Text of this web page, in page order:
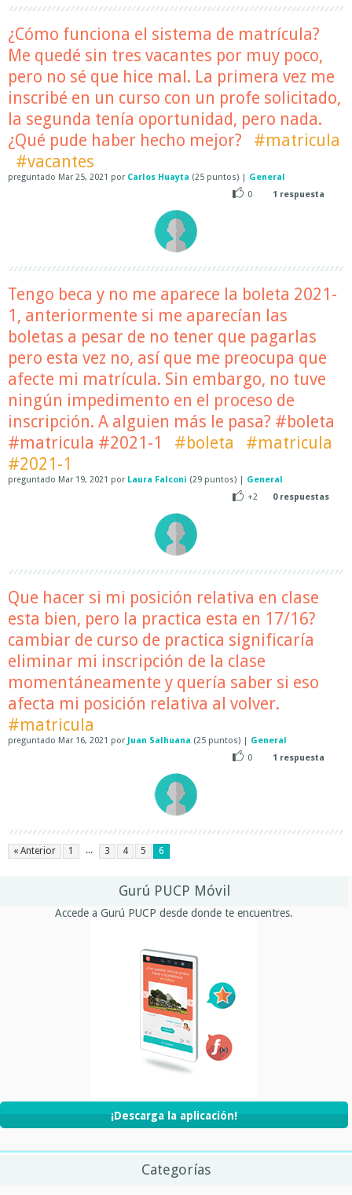
¿Cómo funciona el sistema de matrícula?
Me quedé sin tres vacantes por muy poco,
pero no sé que hice mal. La primera vez me
inscribé en un curso con un profe solicitado,
la segunda tenía oportunidad, pero nada.
¿Qué pude haber hecho mejor?
#matricula
#vacantes
preguntado Mar 25, 2021 por Carlos Huayta (25 puntos) | General
0
1 respuesta
Tengo beca y no me aparece la boleta 2021-
1, anteriormente si me aparecían las
boletas a pesar de no tener que pagarlas
pero esta vez no, así que me preocupa que
afecte mi matrícula. Sin embargo, no tuve
ningún impedimento en el proceso de
inscripción. A alguien más le pasa? #boleta
#matricula #2021-1
#boleta
#matricula
#2021-1
preguntado Mar 19, 2021 por Laura Falconi (29 puntos) | General
+2
0respuestas
Que hacer si mi posición relativa en clase
esta bien, pero la practica esta en 17/16?
cambiar de curso de practica significaría
eliminar mi inscripción de la clase
momentáneamente y quería saber si eso
afecta mi posición relativa al volver.
#matricula
preguntado Mar 16, 2021 por Juan Salhuana (25 puntos) | General
0
1 respuesta
« Anterior 1 ... 3 4 5 6
Gurú PUCP Móvil
Accede a Gurú PUCP desde donde te encuentres.
¡Descarga la aplicación!
Categorías